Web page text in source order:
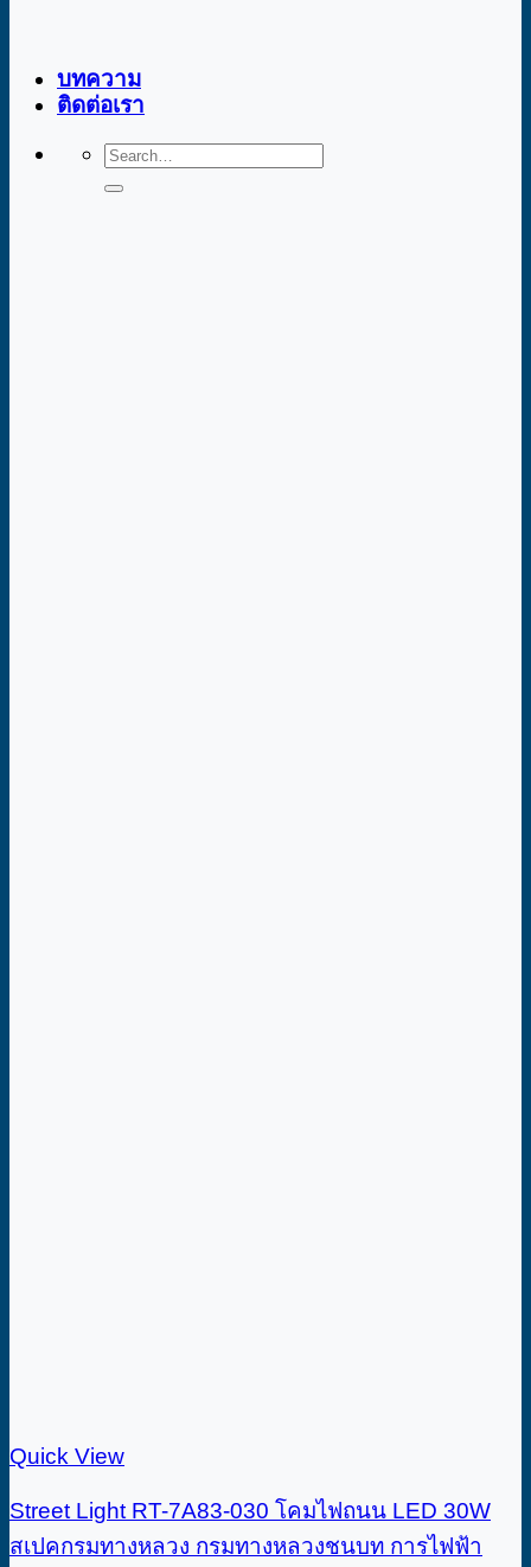
บทความ
ติดต่อเรา
Search
Quick View
Street Light RT-7A83-030 โคมไฟถนน LED 30W
สเปคกรมทางหลวง กรมทางหลวงชนบท การไฟฟ้า